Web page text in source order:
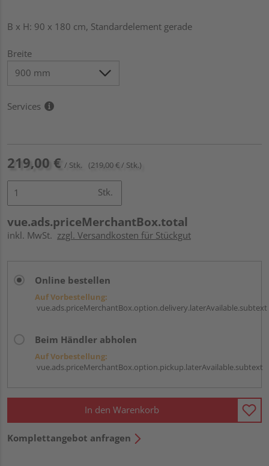
B x H: 90 x 180 cm, Standardelement gerade
Breite
Services
219,00 € / Stk. (219,00 € / Stk.)
Stk.
vue.ads.priceMerchantBox.total
inkl. MwSt. zzgl. Versandkosten für Stückgut
Online bestellen
Auf Vorbestellung:
vue.ads.priceMerchantBox.option.delivery.laterAvailable.subtext
Beim Händler abholen
Auf Vorbestellung:
vue.ads.priceMerchantBox.option.pickup.laterAvailable.subtext
In den Warenkorb
Komplettangebot anfragen